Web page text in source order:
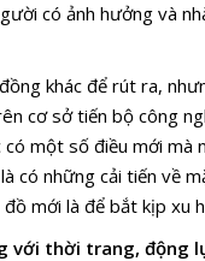
có ảnh hưởng và
khác để rút ra,
cơ sở tiến bộ công
có một số điều mới mà
có những cải tiến về
mới là để bắt kịp xu
với thời trang, động